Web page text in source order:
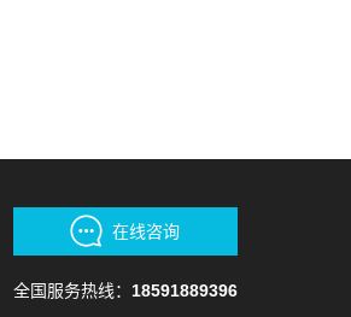
在线咨询
全国服务热线： 18591889396